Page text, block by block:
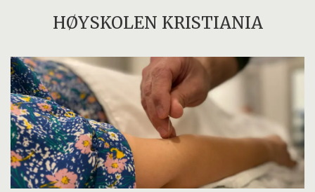
HØYSKOLEN KRISTIANIA